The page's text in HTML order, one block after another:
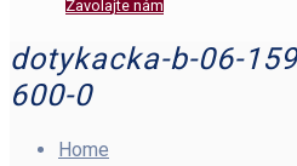
Zavolajte nám
dotykacka-b-06-
600-0
Home